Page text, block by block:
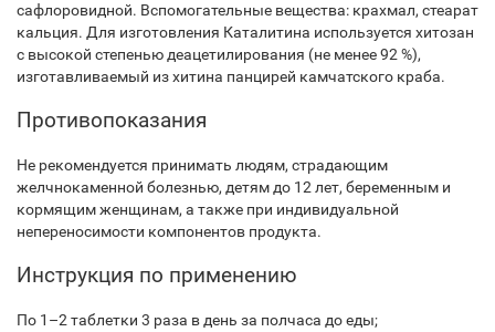
сафлоровидной. Вспомогательные вещества: крахмал, стеарат
кальция. Для изготовления Каталитина используется хитозан
с высокой степенью деацетилирования (не менее 92 %),
изготавливаемый из хитина панцирей камчатского краба.
Противопоказания
Не рекомендуется принимать людям, страдающим
желчнокаменной болезнью, детям до 12 лет, беременным и
кормящим женщинам, а также при индивидуальной
непереносимости компонентов продукта.
Инструкция по применению
По 1–2 таблетки 3 раза в день за полчаса до еды;